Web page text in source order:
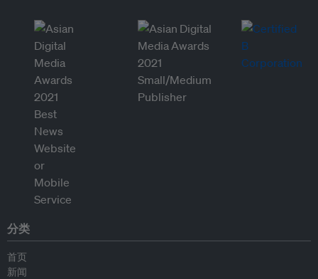
分类
首页
新闻